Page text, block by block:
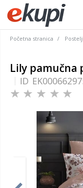
Početna stranica
Lily pamučna
ID